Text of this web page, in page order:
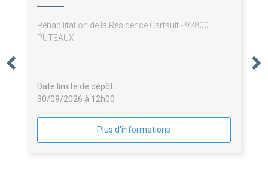
Réhabilitation de la Résidence Cartault - 92800
PUTEAUX
Date limite de dépôt :
30/09/2026 à 12h00
Plus d'informations